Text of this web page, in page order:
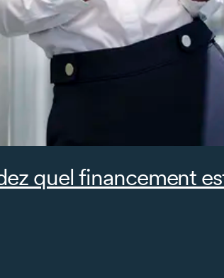
quel financement